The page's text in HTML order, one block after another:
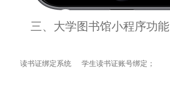
三、大学图书馆小程序功能
读书证绑定系统 学生读书证账号绑定；